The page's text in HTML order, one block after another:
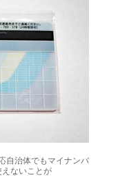
自治体でもマイナンバ
ないことが